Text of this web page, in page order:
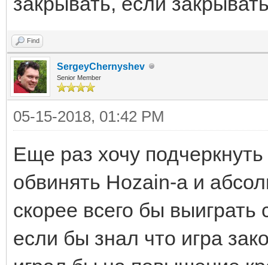
Find
SergeyChernyshev
Senior Member
05-15-2018, 01:42 PM
Еще раз хочу
обвинять Hozain-а и
скорее всего бы
если бы знал что игра